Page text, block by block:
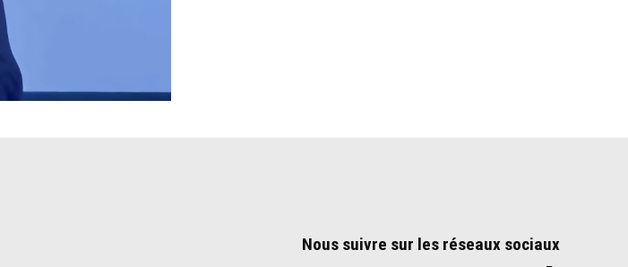
Nous suivre sur les réseaux sociaux